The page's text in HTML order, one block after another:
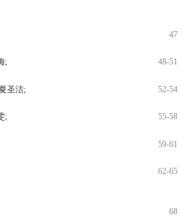
47
; 48-51
圣洁; 52-54
; 55-58
59-61
62-65
68